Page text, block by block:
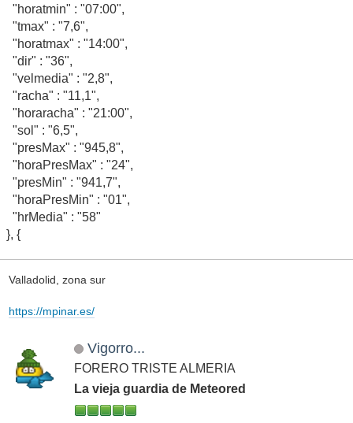
"horatmin" : "07:00",
"tmax" : "7,6",
"horatmax" : "14:00",
"dir" : "36",
"velmedia" : "2,8",
"racha" : "11,1",
"horaracha" : "21:00",
"sol" : "6,5",
"presMax" : "945,8",
"horaPresMax" : "24",
"presMin" : "941,7",
"horaPresMin" : "01",
"hrMedia" : "58"
}, {
Valladolid, zona sur
https://mpinar.es/
Vigorro...
FORERO TRISTE ALMERIA
La vieja guardia de Meteored